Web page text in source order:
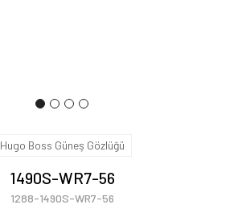
Hugo Boss Güneş Gözlüğü
1490S-WR7-56
1288-1490S-WR7-56